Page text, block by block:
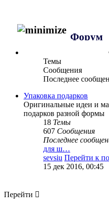
Форум
Темы
Сообщения
Последнее
Упаковка подарков
Оригинальные идеи и
подарков разной формы
18 Темы
607 Сообщения
Последнее
для ш…
sevsiu Перейти к
15 дек 2016, 00:45
Перейти